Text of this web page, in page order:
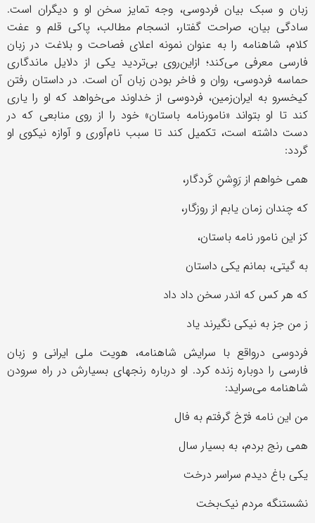
زبان و سبک بیان فردوسی، وجه تمایز سخن او و دیگران است.
سادگی بیان، صراحت گفتار، انسجام مطالب، پاکی قلم و عفت
کلام، شاهنامه را به‌ عنوان نمونه اعلای فصاحت و بلاغت در زبان
فارسی معرفی می‌کند؛ ازاین‌روی بی‌‌تردید یکی از دلایل ماندگاری
حماسه فردوسی، روان و فاخر بودن زبان آن است. در داستان رفتن
کیخسرو به ایران‌زمین، فردوسی از خداوند می‌خواهد که او را یاری
کند تا او بتواند «نامورنامه باستان» خود را از روی منابعی که در
دست داشته است، تکمیل کند تا سبب نام‌آوری و آوازه نیکوی او
گردد:
همی خواهم از رَوِشنِ کَردگار،
که چندان زمان یابم از روزگار،
کز این نامور نامه باستان،
به گیتی، بمانم یکی داستان
که هر کس که اندر سخن داد داد
ز من جز به نیکی نگیرند یاد
فردوسی درواقع با سرایش شاهنامه، هویت ملی ایرانی و زبان
فارسی را دوباره زنده کرد. او درباره رنجهای بسیارش در راه سرودن
شاهنامه می‌سراید:
من این نامه فرّخ گرفتم به فال
همی رنج بردم، به بسیار سال
یکی باغ دیدم سراسر درخت
نشستنگه مردم نیک‌بخت